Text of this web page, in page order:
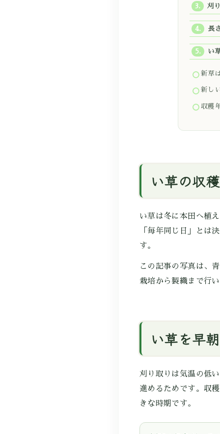
刈
長
い
新草
新し
収穫
い草の収
い草は冬に本田へ植
「毎年同じ日」とは
す。
この記事の写真は、
栽培から製織まで行
い草を早
刈り取りは気温の低
進めるためです。収
きな時期です。